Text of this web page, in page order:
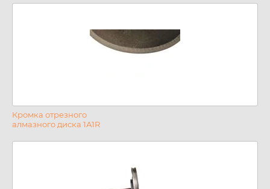
Кромка отрезного
алмазного диска 1А1R